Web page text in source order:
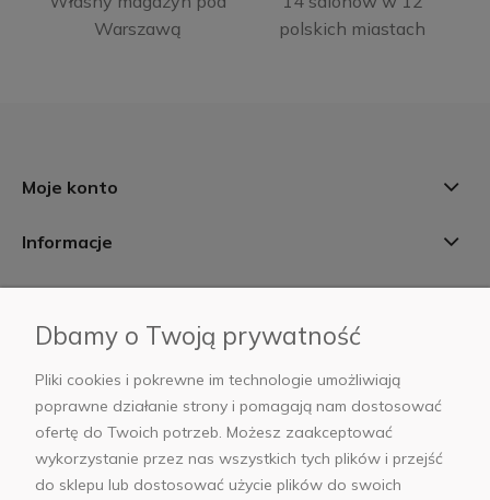
Warszawą
polskich miastach
Moje konto
Informacje
AB Foto
sklep@abfoto.pl
Dbamy o Twoją prywatność
Pliki cookies i pokrewne im technologie umożliwiają
poprawne działanie strony i pomagają nam dostosować
ofertę do Twoich potrzeb. Możesz zaakceptować
wykorzystanie przez nas wszystkich tych plików i przejść
do sklepu lub dostosować użycie plików do swoich